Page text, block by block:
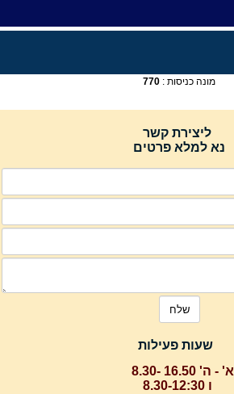
מונה כניסות : 770
ליצירת קשר
נא למלא פרטים
שעות פעילות
א' - ה' 16.50 -8.30
ו 8.30-12:30